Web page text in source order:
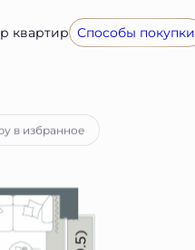
квартир Способы покупки
287 руб.
в избранное